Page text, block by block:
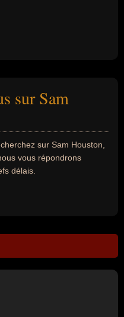
sur Sam
sur Sam Houston,
vous répondrons
délais.